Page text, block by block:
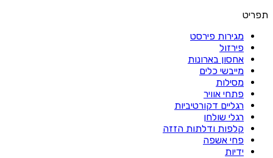
תפריט
מגירות פירסט
פירזול
אחסון בארונות
מייבשי כלים
מסילות
פתחי אוויר
רגליים דקורטיביות
רגלי שולחן
קלפות ודלתות הזזה
פחי אשפה
ידיות